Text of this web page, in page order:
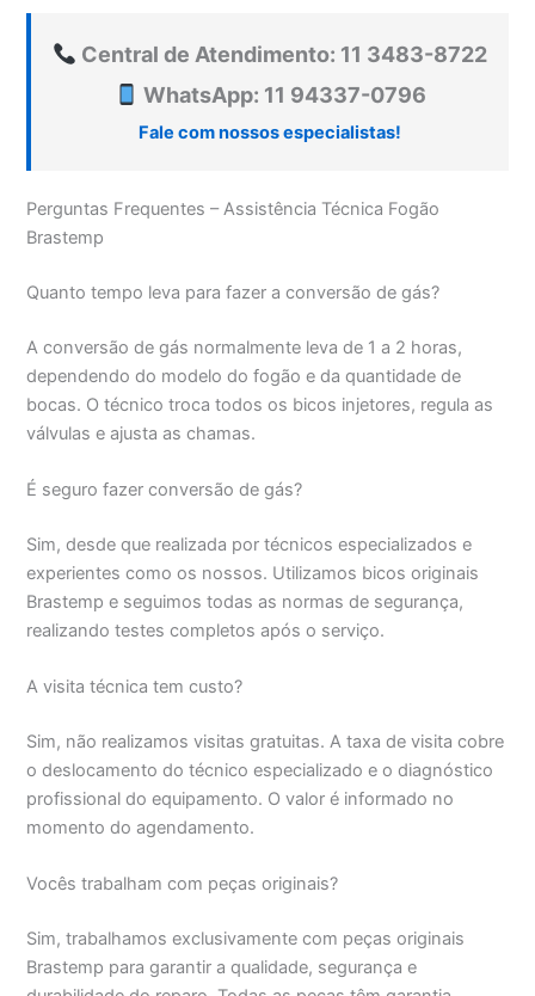
Central de Atendimento: 11 3483-8722
WhatsApp: 11 94337-0796
Fale com nossos especialistas!
Perguntas Frequentes – Assistência Técnica Fogão
Brastemp
Quanto tempo leva para fazer a conversão de gás?
A conversão de gás normalmente leva de 1 a 2 horas,
dependendo do modelo do fogão e da quantidade de
bocas. O técnico troca todos os bicos injetores, regula as
válvulas e ajusta as chamas.
É seguro fazer conversão de gás?
Sim, desde que realizada por técnicos especializados e
experientes como os nossos. Utilizamos bicos originais
Brastemp e seguimos todas as normas de segurança,
realizando testes completos após o serviço.
A visita técnica tem custo?
Sim, não realizamos visitas gratuitas. A taxa de visita cobre
o deslocamento do técnico especializado e o diagnóstico
profissional do equipamento. O valor é informado no
momento do agendamento.
Vocês trabalham com peças originais?
Sim, trabalhamos exclusivamente com peças originais
Brastemp para garantir a qualidade, segurança e